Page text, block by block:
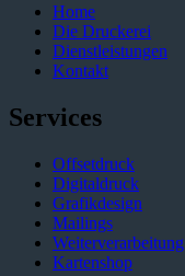
Home
Die Druckerei
Dienstleistungen
Kontakt
Services
Offsetdruck
Digitaldruck
Grafikdesign
Mailings
Weiterverarbeitung
Kartenshop